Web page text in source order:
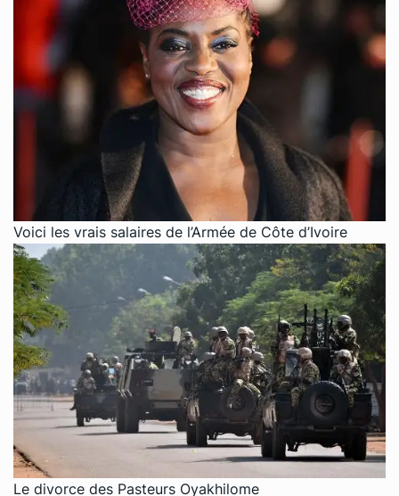
Voici les vrais salaires de l’Armée de Côte d’Ivoire
Le divorce des Pasteurs Oyakhilome